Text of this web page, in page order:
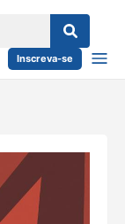
Inscreva-se